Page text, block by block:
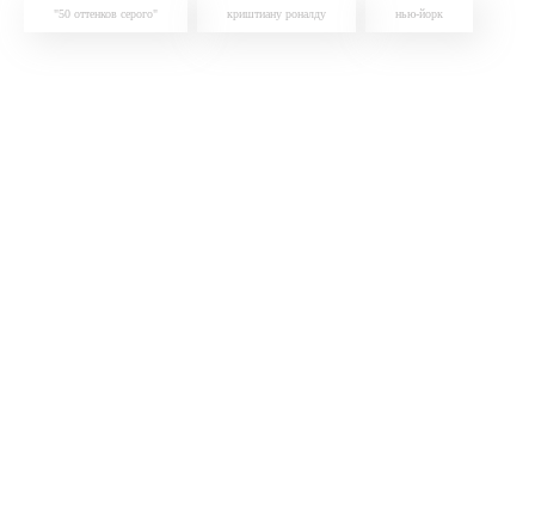
"50 оттенков серого" криштиану роналду нью-йорк